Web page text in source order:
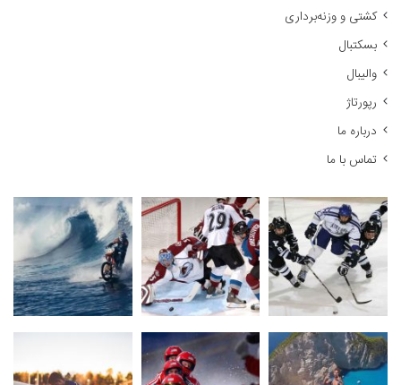
کشتی و وزنه‌برداری
بسکتبال
والیبال
رپورتاژ
درباره ما
تماس با ما